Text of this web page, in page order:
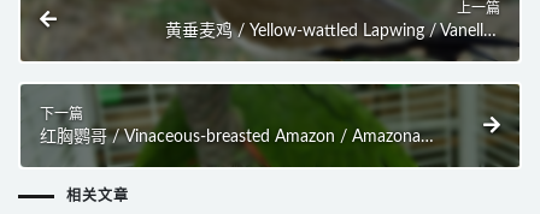
上一篇
黄垂麦鸡 / Yellow-wattled Lapwing / Vanellus
malabaricus
下一篇
红胸鹦哥 / Vinaceous-breasted Amazon / Amazona
相关文章